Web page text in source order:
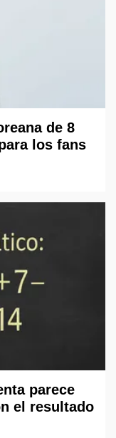
de 8
los fans
parece
el resultado